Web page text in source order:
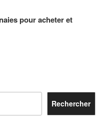
pour acheter et
Rechercher